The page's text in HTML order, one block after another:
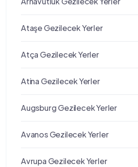
Ataşe Gezilecek Yerler
Atça Gezilecek Yerler
Atina Gezilecek Yerler
Augsburg Gezilecek Yerler
Avanos Gezilecek Yerler
Avrupa Gezilecek Yerler